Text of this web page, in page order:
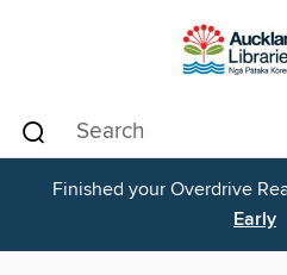
Finished your Overdrive
Early